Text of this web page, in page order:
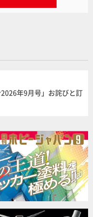
2026年9月号」お詫びと訂